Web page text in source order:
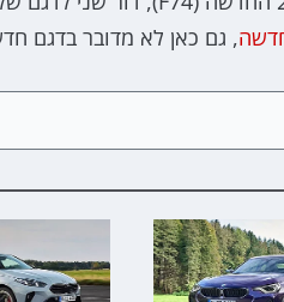
, גם כאן לא מדובר בדגם